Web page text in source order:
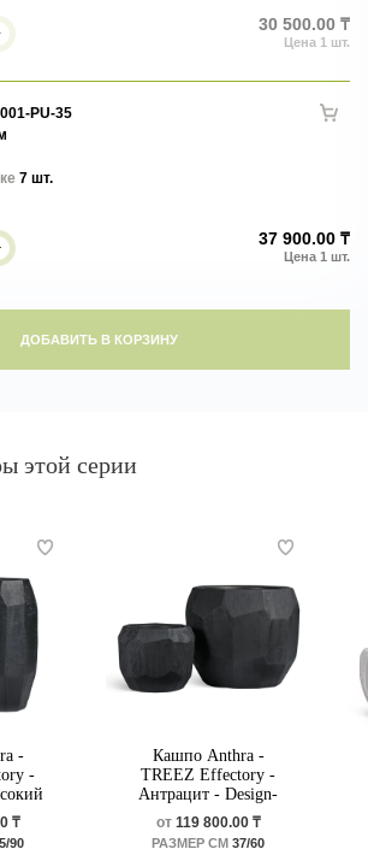
30 500.00 ₸
PU-35
7 шт.
37 900.00 ₸
ДОБАВИТЬ В КОРЗИНУ
этой серии
-
-
₸
90
Кашпо Anthra -
TREEZ Effectory -
Антрацит - Design-
многогранник
от119 800.00 ₸
РАЗМЕР СМ 37/60